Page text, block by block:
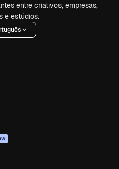
entre criativos, empresas,
e estúdios.